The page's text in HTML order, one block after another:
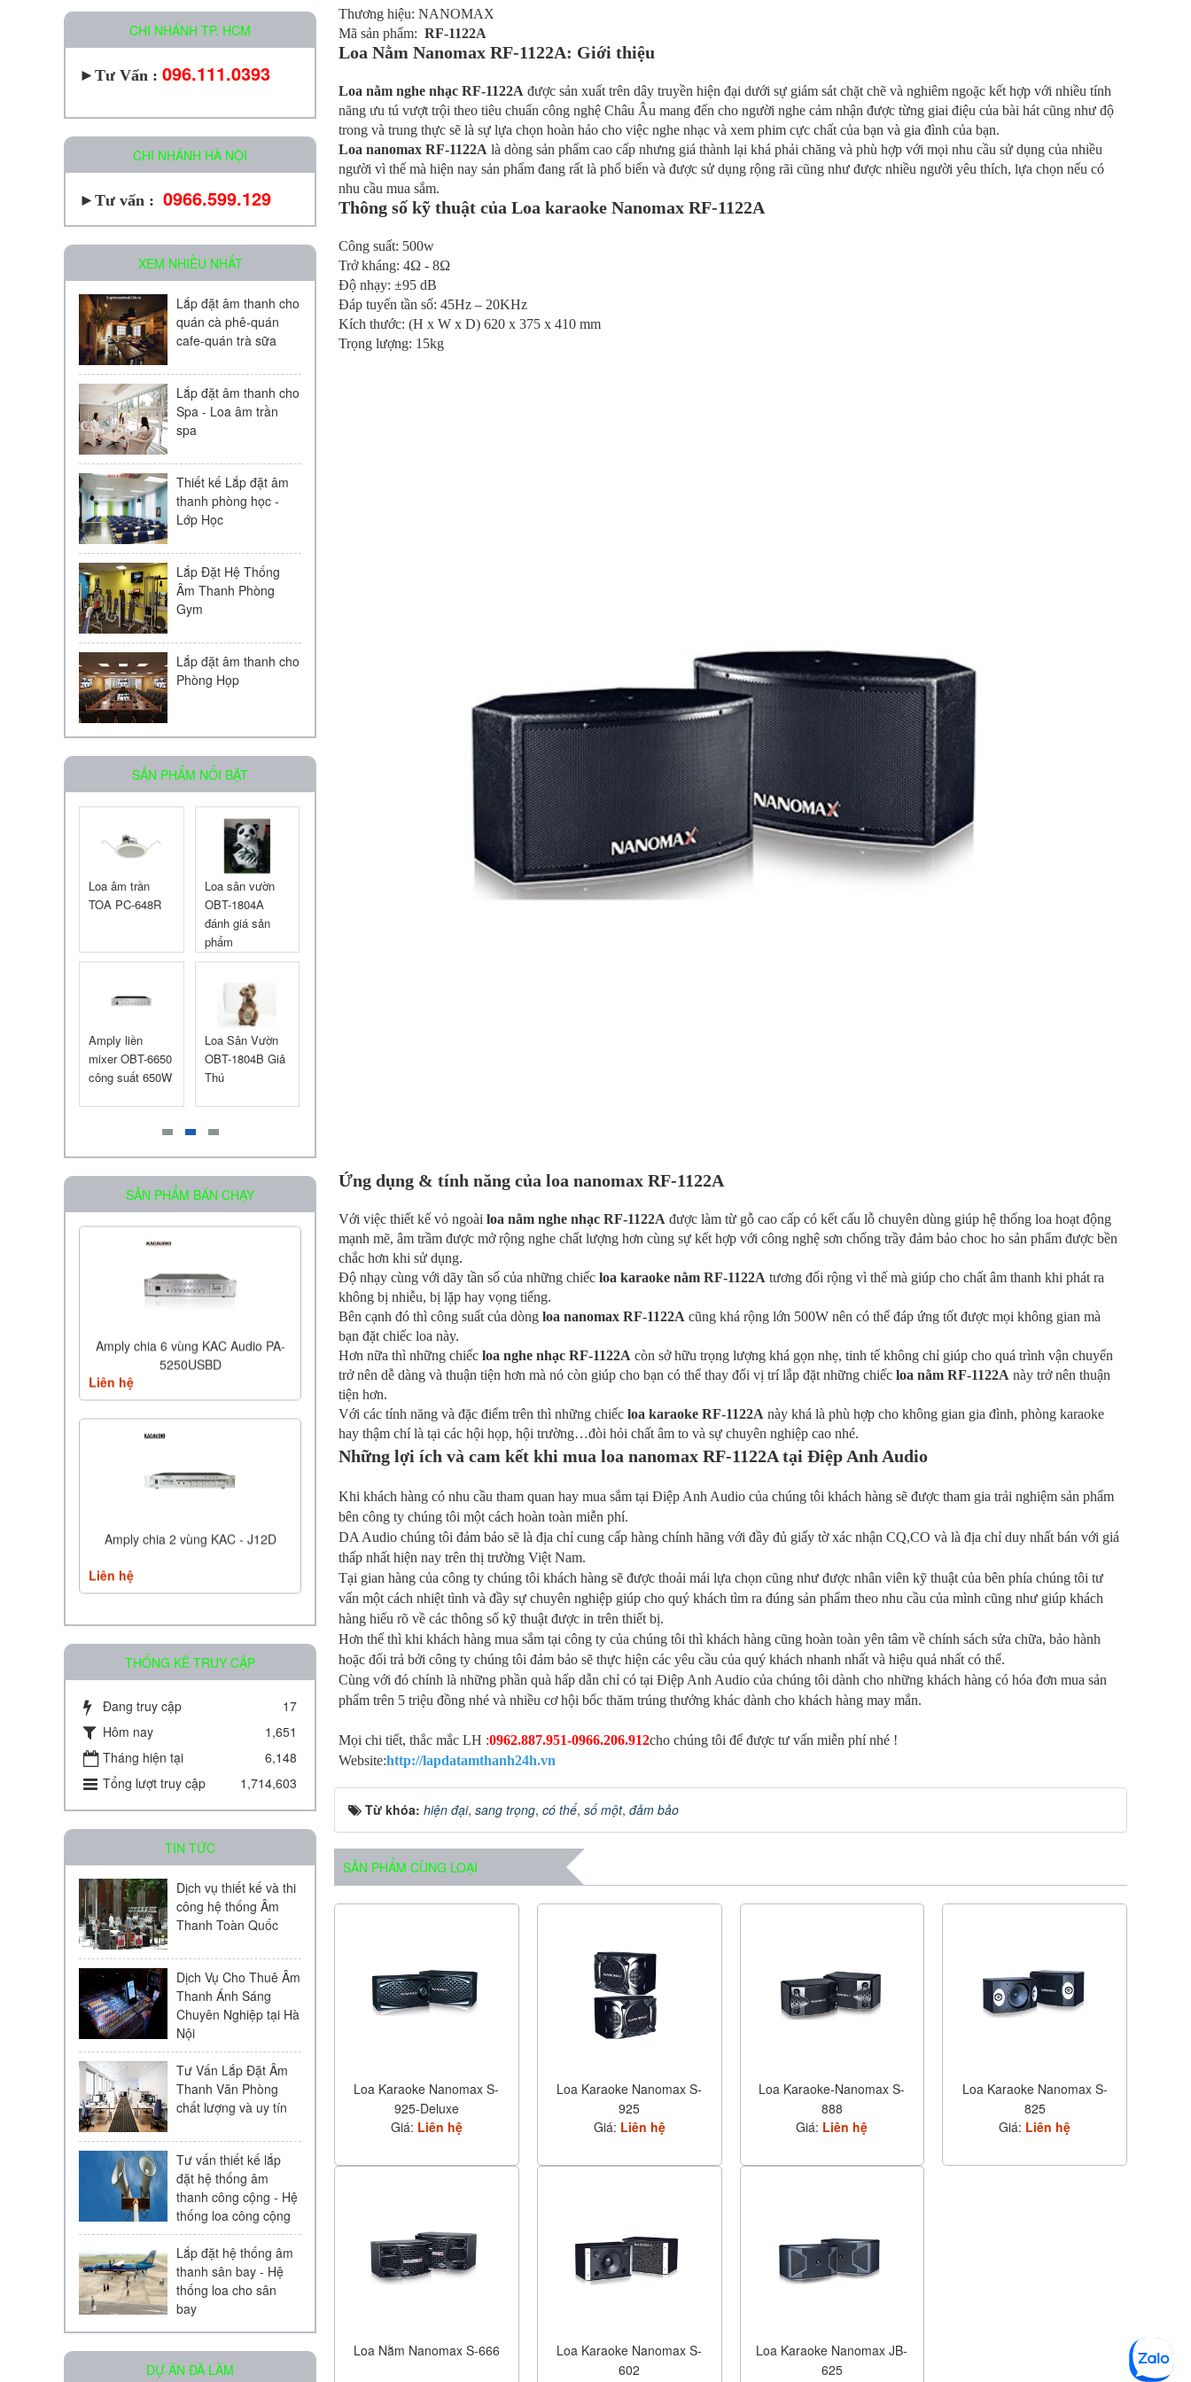
Thương hiệu: NANOMAX
Mã sản phẩm: RF-1122A
Loa Nằm Nanomax RF-1122A: Giới thiệu
Loa nằm nghe nhạc RF-1122A được sản xuất trên dây truyền hiện đại dưới sự giám sát chặt chẽ và nghiêm ngoặc kết hợp với nhiều tính
năng ưu tú vượt trội theo tiêu chuẩn công nghệ Châu Âu mang đến cho người nghe cảm nhận được từng giai điệu của bài hát cũng như độ
trong và trung thực sẽ là sự lựa chọn hoàn hảo cho việc nghe nhạc và xem phim cực chất của bạn và gia đình của bạn.
Loa nanomax RF-1122A là dòng sản phẩm cao cấp nhưng giá thành lại khá phải chăng và phù hợp với mọi nhu cầu sử dụng của nhiều
người vì thế mà hiện nay sản phẩm đang rất là phổ biến và được sử dụng rộng rãi cũng như được nhiều người yêu thích, lựa chọn nếu có
nhu cầu mua sắm.
Thông số kỹ thuật của Loa karaoke Nanomax RF-1122A
Công suất: 500w
Trở kháng: 4Ω - 8Ω
Độ nhạy: ±95 dB
Đáp tuyến tần số: 45Hz – 20KHz
Kích thước: (H x W x D) 620 x 375 x 410 mm
Trọng lượng: 15kg
Ứng dụng & tính năng của loa nanomax RF-1122A
Với việc thiết kế vỏ ngoài loa nằm nghe nhạc RF-1122A được làm từ gỗ cao cấp có kết cấu lỗ chuyên dùng giúp hệ thống loa hoạt động
mạnh mẽ, âm trầm được mở rộng nghe chất lượng hơn cùng sự kết hợp với công nghệ sơn chống trầy đảm bảo choc ho sản phẩm được bền
chắc hơn khi sử dụng.
Độ nhạy cùng với dãy tần số của những chiếc loa karaoke nằm RF-1122A tương đối rộng vì thế mà giúp cho chất âm thanh khi phát ra
không bị nhiễu, bị lặp hay vọng tiếng.
Bên cạnh đó thì công suất của dòng loa nanomax RF-1122A cũng khá rộng lớn 500W nên có thể đáp ứng tốt được mọi không gian mà
bạn đặt chiếc loa này.
Hơn nữa thì những chiếc loa nghe nhạc RF-1122A còn sở hữu trọng lượng khá gọn nhẹ, tinh tế không chỉ giúp cho quá trình vận chuyển
trở nên dễ dàng và thuận tiện hơn mà nó còn giúp cho bạn có thể thay đổi vị trí lắp đặt những chiếc loa nằm RF-1122A này trở nên thuận
tiện hơn.
Với các tính năng và đặc điểm trên thì những chiếc loa karaoke RF-1122A này khá là phù hợp cho không gian gia đình, phòng karaoke
hay thậm chí là tại các hội họp, hội trường…đòi hỏi chất âm to và sự chuyên nghiệp cao nhé.
Những lợi ích và cam kết khi mua loa nanomax RF-1122A tại Điệp Anh Audio
Khi khách hàng có nhu cầu tham quan hay mua sắm tại Điệp Anh Audio của chúng tôi khách hàng sẽ được tham gia trải nghiệm sản phẩm
bên công ty chúng tôi một cách hoàn toàn miễn phí.
DA Audio chúng tôi đảm bảo sẽ là địa chỉ cung cấp hàng chính hãng với đầy đủ giấy tờ xác nhận CQ,CO và là địa chỉ duy nhất bán với giá
thấp nhất hiện nay trên thị trường Việt Nam.
Tại gian hàng của công ty chúng tôi khách hàng sẽ được thoải mái lựa chọn cũng như được nhân viên kỹ thuật của bên phía chúng tôi tư
vấn một cách nhiệt tình và đầy sự chuyên nghiệp giúp cho quý khách tìm ra đúng sản phẩm theo nhu cầu của mình cũng như giúp khách
hàng hiểu rõ về các thông số kỹ thuật được in trên thiết bị.
Hơn thế thì khi khách hàng mua sắm tại công ty của chúng tôi thì khách hàng cũng hoàn toàn yên tâm về chính sách sửa chữa, bảo hành
hoặc đổi trả bởi công ty chúng tôi đảm bảo sẽ thực hiện các yêu cầu của quý khách nhanh nhất và hiệu quả nhất có thể.
Cùng với đó chính là những phần quà hấp dẫn chỉ có tại Điệp Anh Audio của chúng tôi dành cho những khách hàng có hóa đơn mua sản
phẩm trên 5 triệu đồng nhé và nhiều cơ hội bốc thăm trúng thưởng khác dành cho khách hàng may mắn.
Mọi chi tiết, thắc mắc LH :0962.887.951-0966.206.912cho chúng tôi để được tư vấn miễn phí nhé !
Website:http://lapdatamthanh24h.vn
Từ khóa: hiện đại, sang trọng, có thể, số một, đảm bảo
SẢN PHẨM CÙNG LOẠI
Loa Karaoke Nanomax S-
925-Deluxe
Giá: Liên hệ
Loa Karaoke Nanomax S-
925
Giá: Liên hệ
Loa Karaoke-Nanomax S-
888
Giá: Liên hệ
Loa Karaoke Nanomax S-
825
Giá: Liên hệ
Loa Nằm Nanomax S-666
Loa Karaoke Nanomax S-
602
Loa Karaoke Nanomax JB-
625
CHI NHÁNH TP. HCM
► Tư Vấn : 096.111.0393
CHI NHÁNH HÀ NỘI
►Tư vấn : 0966.599.129
XEM NHIỀU NHẤT
Lắp đặt âm thanh cho
quán cà phê-quán
cafe-quán trà sữa
Lắp đặt âm thanh cho
Spa - Loa âm trần
spa
Thiết kế Lắp đặt âm
thanh phòng học -
Lớp Học
Lắp Đặt Hệ Thống
Âm Thanh Phòng
Gym
Lắp đặt âm thanh cho
Phòng Họp
SẢN PHẨM NỔI BẬT
Loa sân vườn
OBT-1804A
Loa Sân Vườn
OBT-1804B Giả
Thú
Loa Giả Đá
OBT-1802N Sản
phẩm nổi bật
Loa sân vườn
TOA GS-302 có
tốt không?
Loa Treo Tường
JBL Control 25T
Loa Treo Tường
Kasen 206 GT
Loa âm trần
TOA PC-648R
SẢN PHẨM BÁN CHẠY
Loa âm trần OBT-511
Liên hệ
Loa âm trần OBT-605
Liên hệ
Loa Treo Tường Kasen 206 GT
Liên hệ
Amply chia 6 vùng KAC Audio PA-
5250USBD
Liên hệ
Amply chia 2 vùng KAC - J12D
Liên hệ
Amply chia 2 vùng KAC - J08D
Liên hệ
Amply chia 2 vùng KAC - J60D
Liên hệ
Loa âm trần KAC - 104 | Chính
Liên hệ
Micro Bosch LBC 2900/20
THỐNG KÊ TRUY CẬP
Đang truy cập
17
Hôm nay
1,651
Tháng hiện tại
6,148
Tổng lượt truy cập
1,714,603
TIN TỨC
Dịch vụ thiết kế và thi
công hệ thống Âm
Thanh Toàn Quốc
Dịch Vụ Cho Thuê Âm
Thanh Ánh Sáng
Chuyên Nghiệp tại Hà
Nội
Tư Vấn Lắp Đặt Âm
Thanh Văn Phòng
chất lượng và uy tín
Tư vấn thiết kế lắp
đặt hệ thống âm
thanh công cộng - Hệ
thống loa công cộng
Lắp đặt hệ thống âm
thanh sân bay - Hệ
thống loa cho sân
bay
DỰ ÁN ĐÃ LÀM